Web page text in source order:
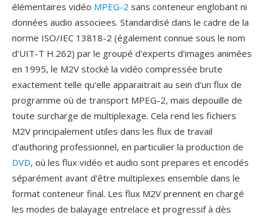
élémentaires vidéo MPEG-2 sans conteneur englobant ni
données audio associees. Standardisé dans le cadre de la
norme ISO/IEC 13818-2 (également connue sous le nom
d'UIT-T H.262) par le groupé d'experts d'images animées
en 1995, le M2V stocké la vidéo compressée brute
exactement telle qu'elle apparaitrait au sein d'un flux de
programme où de transport MPEG-2, mais depouille de
toute surcharge de multiplexage. Cela rend les fichiers
M2V principalement utiles dans les flux de travail
d'authoring professionnel, en particulier la production de
DVD, où les flux vidéo et audio sont prepares et encodés
séparément avant d'être multiplexes ensemble dans le
format conteneur final. Les flux M2V prennent en chargé
les modes de balayage entrelace et progressif à dès